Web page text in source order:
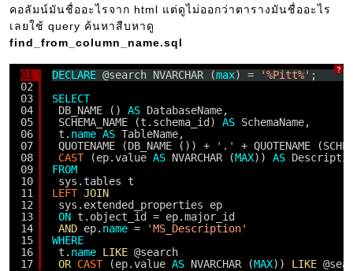
คอลัมน์มันชื่ออะไรจาก html แต่ดูไม่ออกว่าตารางมันชื่ออะไร
เลยใช้ query ค้นหาสืบหาดู
find_from_column_name.sql
?
01
02
03
04
05
06
07
08
09
10
11
12
13
14
15
16
17
DECLARE @search NVARCHAR (max) = '%Pitt%' ;
SELECT
DB_NAME () AS DatabaseName,
SCHEMA_NAME (t.schema_id) AS SchemaName,
t. name AS TableName,
QUOTENAME (DB_NAME ()) +
'.'
+ QUOTENAME
CAST
(ep.value AS NVARCHAR (MAX)) AS
FROM
sys.tables t
LEFT JOIN
sys.extended_properties ep
ON t.object_id = ep.major_id
AND ep. name =
'MS_Description'
WHERE
t. name LIKE @search
OR CAST (ep.value AS NVARCHAR (MAX)) LIKE